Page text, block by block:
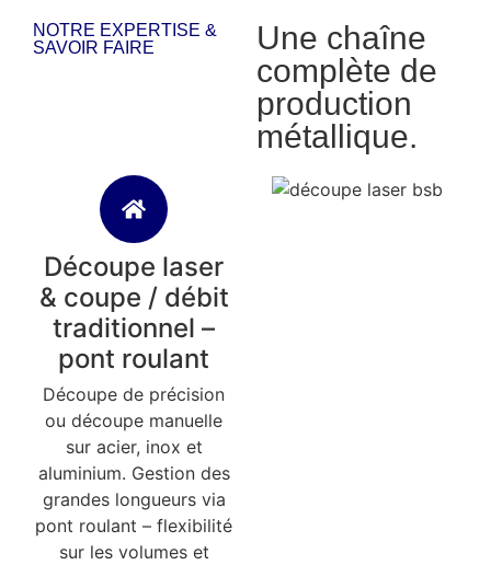
NOTRE EXPERTISE &
SAVOIR FAIRE
Une chaîne
complète de
production
métallique.
Découpe laser
& coupe / débit
traditionnel –
pont roulant
Découpe de précision
ou découpe manuelle
sur acier, inox et
aluminium. Gestion des
grandes longueurs via
pont roulant – flexibilité
sur les volumes et